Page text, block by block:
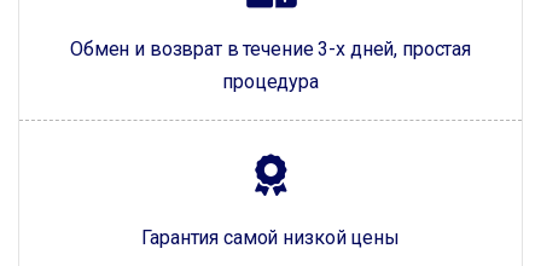
Обмен и возврат в течение 3-х дней, простая
процедура
Гарантия самой низкой цены